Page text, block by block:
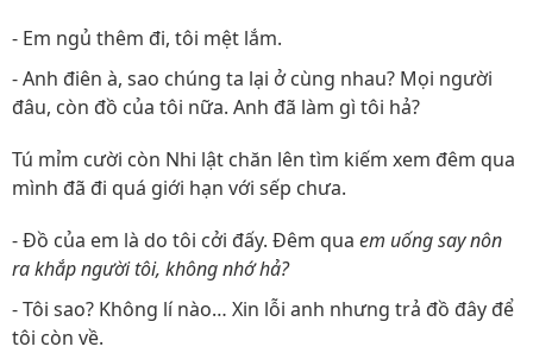
- Em ngủ thêm đi, tôi mệt lắm.
- Anh điên à, sao chúng ta lại ở cùng nhau? Mọi người
đâu, còn đồ của tôi nữa. Anh đã làm gì tôi hả?
Tú mỉm cười còn Nhi lật chăn lên tìm kiếm xem đêm qua
mình đã đi quá giới hạn với sếp chưa.
- Đồ của em là do tôi cởi đấy. Đêm qua em uống say nôn
ra khắp người tôi, không nhớ hả?
- Tôi sao? Không lí nào… Xin lỗi anh nhưng trả đồ đây để
tôi còn về.